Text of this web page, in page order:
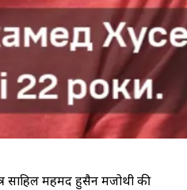
साहिल महमद हुसैन मजोथी की